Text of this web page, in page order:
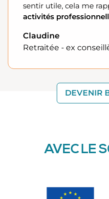
sentir utile, cela me
activités
Claudine
Retraitée - ex
DEVENIR
AVEC LE